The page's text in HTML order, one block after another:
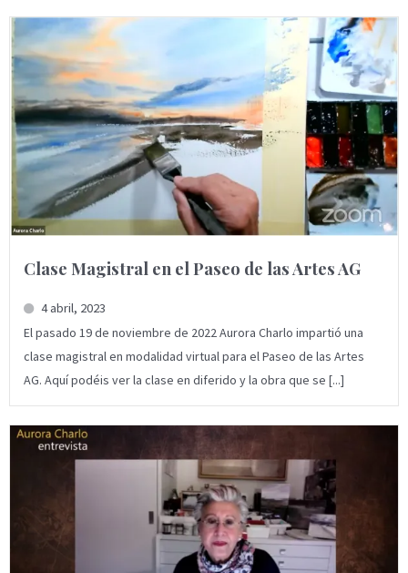
Clase Magistral en el Paseo de las Artes AG
4 abril, 2023
El pasado 19 de noviembre de 2022 Aurora Charlo impartió una
clase magistral en modalidad virtual para el Paseo de las Artes
AG. Aquí podéis ver la clase en diferido y la obra que se [...]